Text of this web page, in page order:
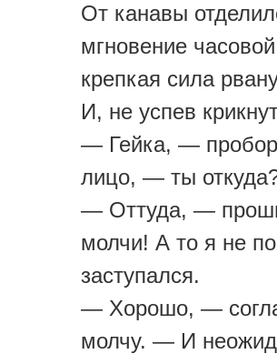
От канавы
мгновение
крепкая сила
И, не успев
— Гейка, —
лицо, — ты
— Оттуда, —
молчи! А то я не
заступался.
— Хорошо, —
молчу. — И